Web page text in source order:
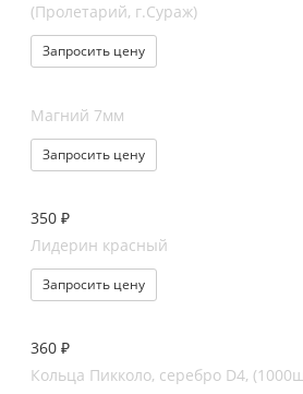
(Пролетарий, г.Сураж)
Запросить цену
Магний 7мм
Запросить цену
350 ₽
Лидерин красный
Запросить цену
360 ₽
Кольца Пикколо, серебро D4,